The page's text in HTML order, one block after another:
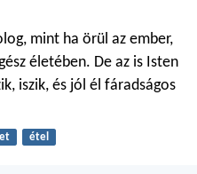
mint ha örül az ember,
életében. De az is Isten
iszik, és jól él fáradságos
étel